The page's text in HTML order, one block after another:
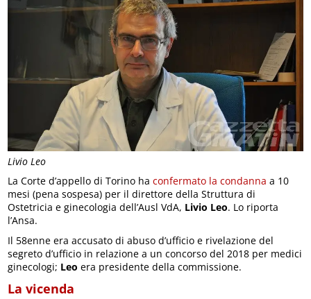
Livio Leo
La Corte d’appello di Torino haconfermato la condanna a 10
mesi (pena sospesa) per il direttore della Struttura di
Ostetricia e ginecologia dell’Ausl VdA, Livio Leo. Lo riporta
l’Ansa.
Il 58enne era accusato di abuso d’ufficio e rivelazione del
segreto d’ufficio in relazione a un concorso del 2018 per medici
ginecologi; Leo era presidente della commissione.
La vicenda